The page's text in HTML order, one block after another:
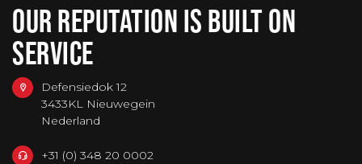
OUR REPUTATION IS BUILT ON
SERVICE
Defensiedok 12
3433KL Nieuwegein
Nederland
+31 (0) 348 20 0002